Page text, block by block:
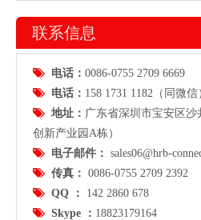
HRB 储能系列 堆叠式 堆栈式 浮动连接器 M11040M4
联系信息
 电话： 0086-0755 2709 6669
 电话： 158 1731 1182（同微信
 地址： 广东省深圳市宝安区沙
创新产业园A栋）
 电子邮件： sales06@hrb-
 传真： 0086-0755 2709 2392
 QQ ： 142 2860 678
 Skype ： 18823179164